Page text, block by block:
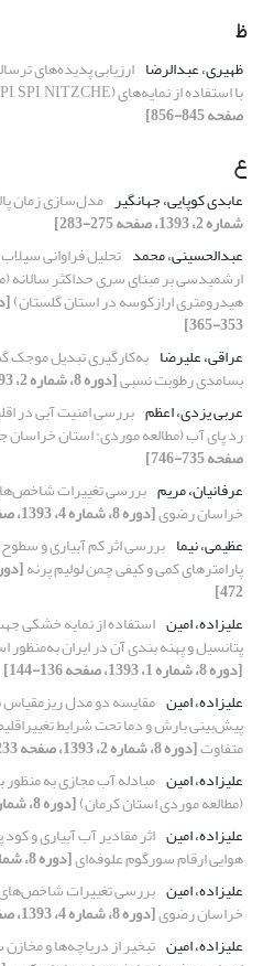
ظ
ظهیری، عبدالرضا ارزیابی پدیده‌های
با استفاده از نمایه‌های (PNPI, SPI, NITZCHE)
صفحه 845-856]
ع
عابدی کوپایی، جهانگیر مدل‌سازی زمان
شماره 2، 1393، صفحه 275-283]
عبدالحسینی، محمد تحلیل فراوانی
ارشمیدسی بر مبنای سری حداکثر سالانه
هیدرومتری ارازکوسه در استان گلستان)
353-365]
عراقی، علیرضا به‌کارگیری تبدیل موجک
بسامدی رطوبت نسبی[دوره 8، شماره 2، 1393، صفحه 257-265]
عربی یزدی، اعظم بررسی امنیت آبی در
رد پای آب (مطالعه موردی: استان خراسان
صفحه 735-746]
عرفانیان، مریم بررسی تغییرات
خراسان رضوی[دوره 8، شماره 4، 1393، صفحه 817-825]
عظیمی، نیما بررسی اثر کم آبیاری و
پارامترهای کمی و کیفی چمن لولیم پرنه
472]
علیزاده، امین استفاده از نمایه خشکی
پتانسیل و پهنه بندی آن در ایران به‌منظور
[دوره 8، شماره 1، 1393، صفحه 136-144]
علیزاده، امین
پیش‌بینی بارش و دما تحت شرایط
متفاوت[دوره 8، شماره 2، 1393، صفحه 233-245]
علیزاده، امین مبادله آب مجازی به
(مطالعه موردی استان کرمان)[دوره 8، شماره 2، 1393، صفحه 325-335]
علیزاده، امین اثر مقادیر آب آبیاری و
هوایی ارقام سورگوم علوفه‌ای[دوره 8، شماره 4، 1393، صفحه 747-756]
علیزاده، امین بررسی تغییرات
خراسان رضوی[دوره 8، شماره 4، 1393، صفحه 817-825]
علیزاده، امین تبخیر از دریاچه‌ها و